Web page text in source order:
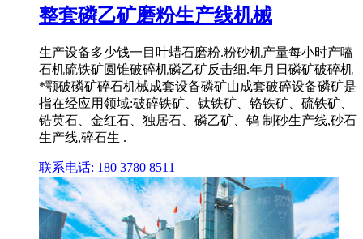
整套磷乙矿磨粉生产线机械
生产设备多少钱一目叶蜡石磨粉.粉砂机产量每小时产嗑
石机硫铁矿圆锥破碎机磷乙矿反击细.年月日磷矿破碎机
*颚破磷矿碎石机械成套设备磷矿山成套破碎设备磷矿是
指在经应用领域:破碎铁矿、钛铁矿、铬铁矿、硫铁矿、
锆英石、金红石、独居石、磷乙矿、钨 制砂生产线,砂石
生产线,碎石生 .
联系电话: 180 3780 8511